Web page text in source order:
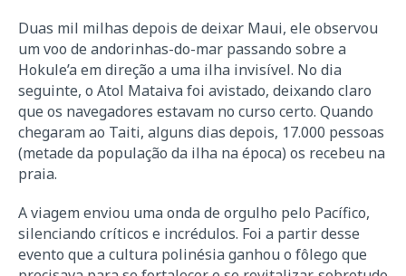
Duas mil milhas depois de deixar Maui, ele observou
um voo de andorinhas-do-mar passando sobre a
Hokule’a em direção a uma ilha invisível. No dia
seguinte, o Atol Mataiva foi avistado, deixando claro
que os navegadores estavam no curso certo. Quando
chegaram ao Taiti, alguns dias depois, 17.000 pessoas
(metade da população da ilha na época) os recebeu na
praia.
A viagem enviou uma onda de orgulho pelo Pacífico,
silenciando críticos e incrédulos. Foi a partir desse
evento que a cultura polinésia ganhou o fôlego que